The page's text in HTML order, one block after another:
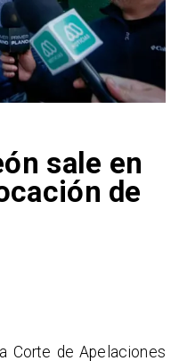
sale en
de
Corte de Apelaciones